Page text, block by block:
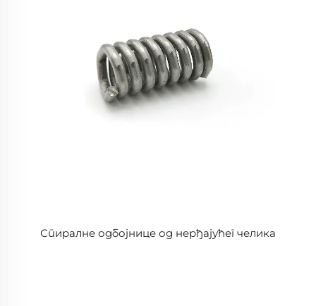
Спиралне одбојнице од нерђајућег челика